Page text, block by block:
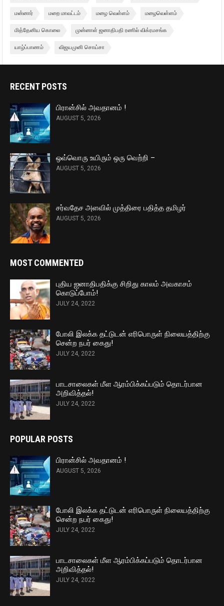
மன்னார் மறை மாவட்டம் மழை வெள்ளம் மழைவெள்ளம்
மித்தேனிய கொலை முன்னாள் ஜனாதிபதி ரணில் விக்ரமசங்க
யாழ்ப்பாணம் விஜயமுனி சொய்சா
RECENT POSTS
பிரான்சில் அவதானம் !
AUGUST 5, 2026
ஒவ்வொரு உயிரும் ஒரு வெற்றி –
AUGUST 5, 2026
சர்வதேச அளவில் முத்திரை பதித்த தமிழர்
AUGUST 5, 2026
MOST COMMENTED
புதிய ஐனாதிபதிக்கு சிறிது காலம் அவகாசம்
கொடுப்போம்!
JULY 24, 2022
போலி இலக்க தட்டுடன் எரிபொருள் நிலையத்திற்கு
சென்ற நபர் கைது!
JULY 24, 2022
பாடசாலைகள் மீள ஆரம்பிக்கப்படும் தொடர்பான
அறிவித்தல்!
JULY 24, 2022
POPULAR POSTS
பிரான்சில் அவதானம் !
AUGUST 5, 2026
போலி இலக்க தட்டுடன் எரிபொருள் நிலையத்திற்கு
சென்ற நபர் கைது!
JULY 24, 2022
பாடசாலைகள் மீள ஆரம்பிக்கப்படும் தொடர்பான
அறிவித்தல்!
JULY 24, 2022